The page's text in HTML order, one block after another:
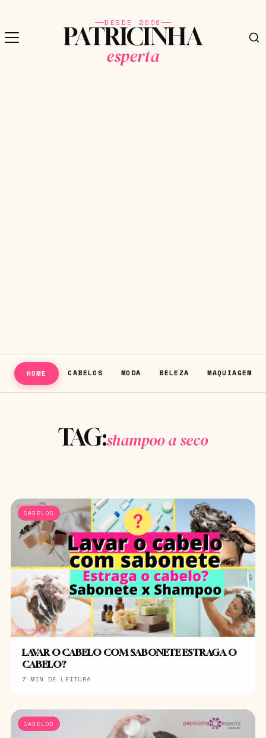
DESDE 2009
PATRICINHA
esperta
HOME CABELOS MODA BELEZA MAQUIAGEM
TAG:shampoo a seco
CABELOS
LAVAR O CABELO COM SABONETE ESTRAGA O
CABELO?
7 MIN DE LEITURA
CABELOS